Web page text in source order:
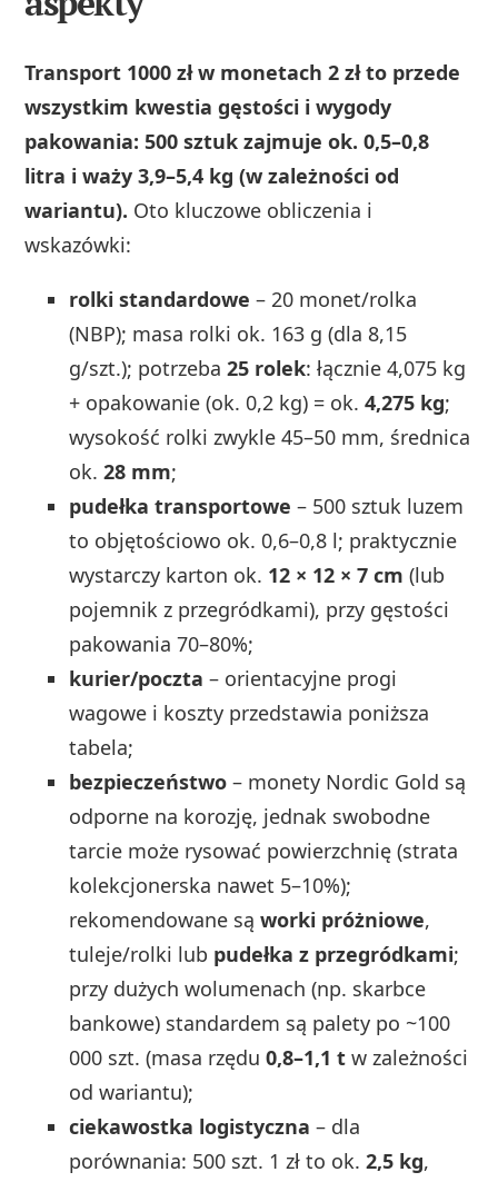
Transport 1000 zł w monetach 2 zł to przede
wszystkim kwestia gęstości i wygody
pakowania: 500 sztuk zajmuje ok. 0,5–0,8
litra i waży 3,9–5,4 kg (w zależności od
wariantu). Oto kluczowe obliczenia i
wskazówki:
rolki standardowe – 20 monet/rolka
(NBP); masa rolki ok. 163 g (dla 8,15
g/szt.); potrzeba25 rolek: łącznie 4,075 kg
+ opakowanie (ok. 0,2 kg) = ok.4,275 kg;
wysokość rolki zwykle 45–50 mm, średnica
ok.28 mm;
pudełka transportowe – 500 sztuk luzem
to objętościowo ok. 0,6–0,8 l; praktycznie
wystarczy karton ok. 12 × 12 × 7 cm (lub
pojemnik z przegródkami), przy gęstości
pakowania 70–80%;
kurier/poczta – orientacyjne progi
wagowe i koszty przedstawia poniższa
tabela;
bezpieczeństwo – monety Nordic Gold są
odporne na korozję, jednak swobodne
tarcie może rysować powierzchnię (strata
kolekcjonerska nawet 5–10%);
rekomendowane sąworki próżniowe,
tuleje/rolki lub pudełka z przegródkami;
przy dużych wolumenach (np. skarbce
bankowe) standardem są palety po ~100
000 szt. (masa rzędu0,8–1,1 t w zależności
od wariantu);
ciekawostka logistyczna – dla
porównania: 500 szt. 1 zł to ok.2,5 kg,